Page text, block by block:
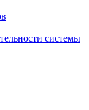
системы